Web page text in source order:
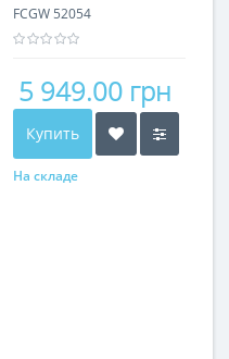
FCGW 52054
5 949.00 грн
Купить
На складе